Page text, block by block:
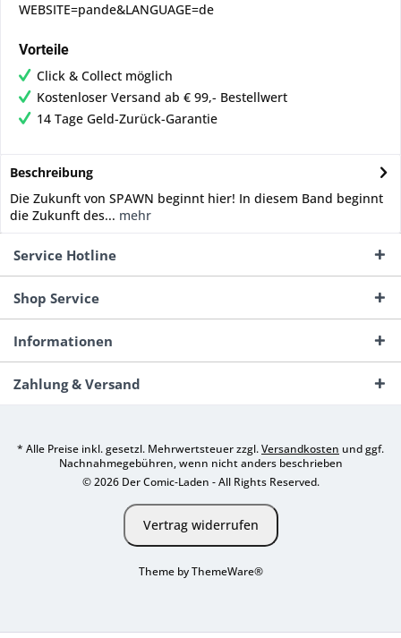
WEBSITE=pande&LANGUAGE=de
Vorteile
Click & Collect möglich
Kostenloser Versand ab € 99,- Bestellwert
14 Tage Geld-Zurück-Garantie
Beschreibung
Die Zukunft von SPAWN beginnt hier! In diesem Band beginnt
die Zukunft des... mehr
Service Hotline
Shop Service
Informationen
Zahlung & Versand
* Alle Preise inkl. gesetzl. Mehrwertsteuer zzgl.Versandkosten und ggf.
Nachnahmegebühren, wenn nicht anders beschrieben
© 2026 Der Comic-Laden - All Rights Reserved.
Vertrag widerrufen
Theme byThemeWare®